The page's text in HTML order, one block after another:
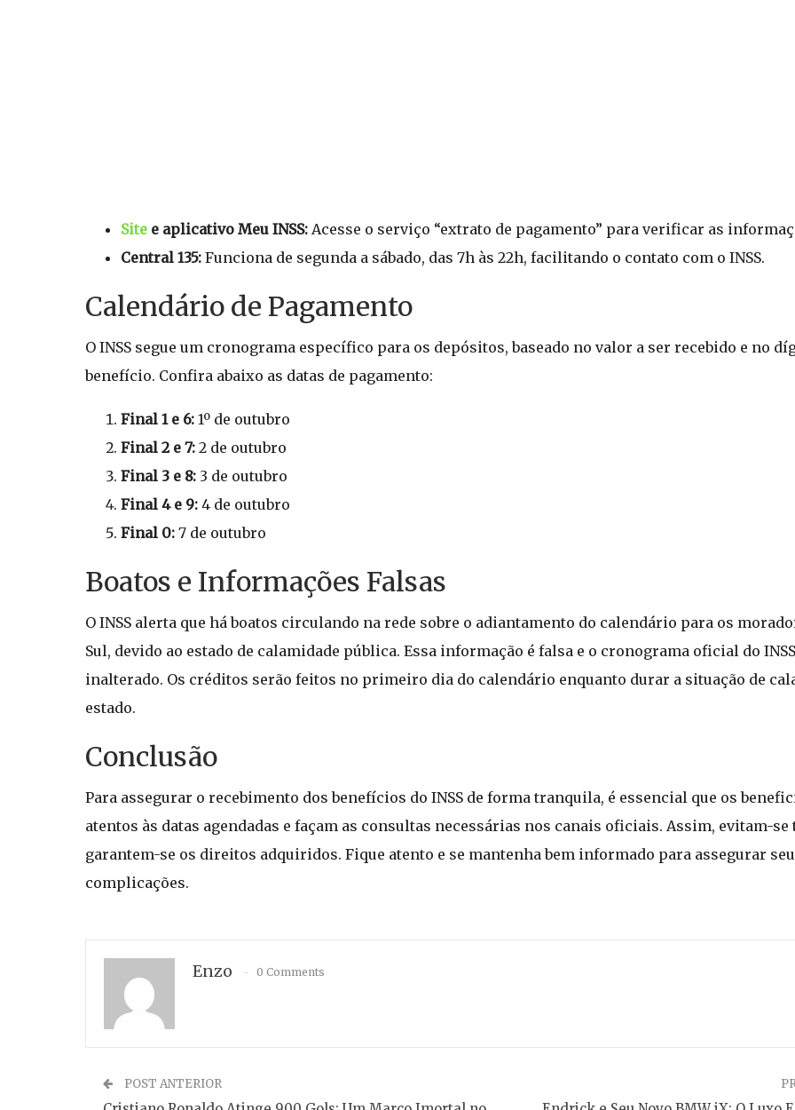
Site e aplicativo Meu INSS: Acesse o serviço “extrato de pagamento” para verificar as
Central 135: Funciona de segunda a sábado, das 7h às 22h, facilitando o contato com o INSS.
Calendário de Pagamento
O INSS segue um cronograma específico para os depósitos, baseado no valor a ser recebido e no
benefício. Confira abaixo as datas de pagamento:
Final 1 e 6: 1º de outubro
Final 2 e 7: 2 de outubro
Final 3 e 8: 3 de outubro
Final 4 e 9: 4 de outubro
Final 0: 7 de outubro
Boatos e Informações Falsas
O INSS alerta que há boatos circulando na rede sobre o adiantamento do calendário para os
Sul, devido ao estado de calamidade pública. Essa informação é falsa e o cronograma oficial do
inalterado. Os créditos serão feitos no primeiro dia do calendário enquanto durar a situação de
estado.
Conclusão
Para assegurar o recebimento dos benefícios do INSS de forma tranquila, é essencial que os
atentos às datas agendadas e façam as consultas necessárias nos canais oficiais. Assim, evitam-
garantem-se os direitos adquiridos. Fique atento e se mantenha bem informado para assegurar
complicações.
Enzo 0 Comments
POST ANTERIOR